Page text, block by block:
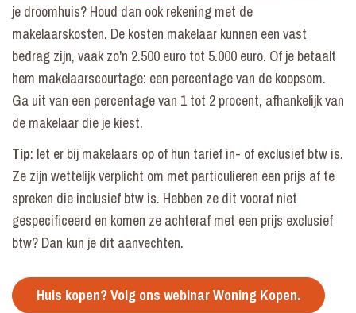
je droomhuis? Houd dan ook rekening met de
makelaarskosten. De kosten makelaar kunnen een vast
bedrag zijn, vaak zo'n 2.500 euro tot 5.000 euro. Of je betaalt
hem makelaarscourtage: een percentage van de koopsom.
Ga uit van een percentage van 1 tot 2 procent, afhankelijk van
de makelaar die je kiest.
Tip: let er bij makelaars op of hun tarief in- of exclusief btw is.
Ze zijn wettelijk verplicht om met particulieren een prijs af te
spreken die inclusief btw is. Hebben ze dit vooraf niet
gespecificeerd en komen ze achteraf met een prijs exclusief
btw? Dan kun je dit aanvechten.
Huis kopen? Volg ons webinar Woning Kopen.